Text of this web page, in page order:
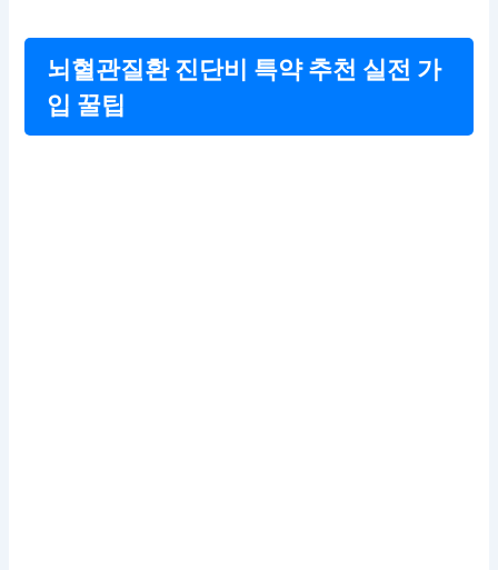
뇌혈관질환 진단비 특약 추천 실전 가
입 꿀팁